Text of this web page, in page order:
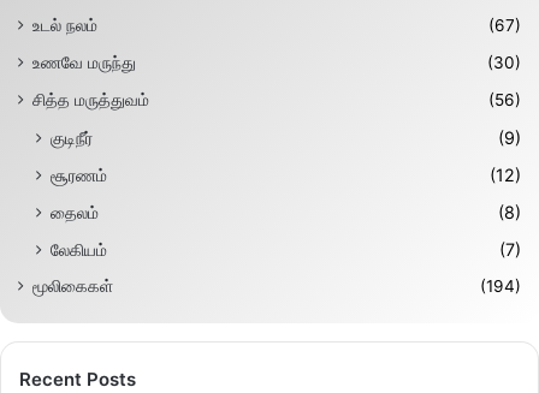
உடல் நலம்
(67)
உணவே மருந்து
(30)
சித்த மருத்துவம்
(56)
குடிநீர்
(9)
சூரணம்
(12)
தைலம்
(8)
லேகியம்
(7)
மூலிகைகள் (194)
Recent Posts